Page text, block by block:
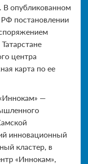
В опубликованном
РФ постановлении
центра
карта по ее
—
инновационный
кластер, в
«Иннокам»,